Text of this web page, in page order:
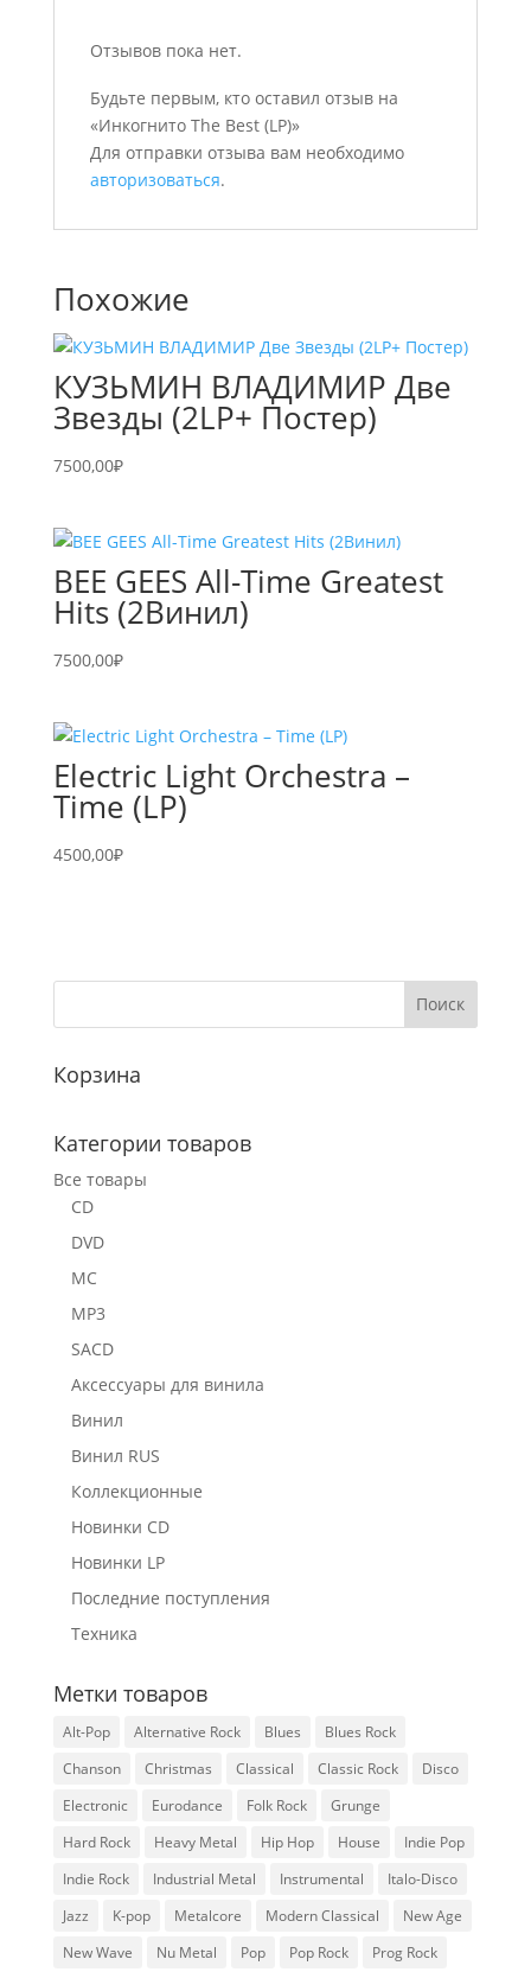
Отзывов пока нет.
Будьте первым, кто оставил отзыв на
«Инкогнито The Best (LP)»
Для отправки отзыва вам необходимо
авторизоваться.
Похожие
КУЗЬМИН ВЛАДИМИР Две
Звезды (2LP+ Постер)
7500,00₽
BEE GEES All-Time Greatest
Hits (2Винил)
7500,00₽
Electric Light Orchestra –
Time (LP)
4500,00₽
Корзина
Категории товаров
Все товары
CD
DVD
MC
MP3
SACD
Аксессуары для винила
Винил
Винил RUS
Коллекционные
Новинки CD
Новинки LP
Последние поступления
Техника
Метки товаров
Alt-Pop Alternative Rock Blues
Blues Rock
Chanson
Christmas Classical Classic Rock
Disco
Electronic
Eurodance Folk Rock
Grunge
Hard Rock
Heavy Metal Hip Hop House
Indie Pop
Indie Rock
Industrial Metal Instrumental
Italo-Disco
Jazz
K-pop Metalcore Modern Classical
New Age
New Wave
Nu Metal Pop Pop Rock Prog Rock